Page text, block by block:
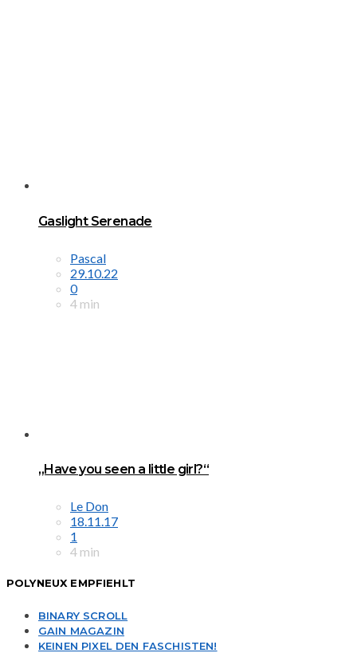
Gaslight Serenade
Pascal
29.10.22
0
4 min
„Have you seen a little girl?“
Le Don
18.11.17
1
4 min
POLYNEUX EMPFIEHLT
BINARY SCROLL
GAIN MAGAZIN
KEINEN PIXEL DEN FASCHISTEN!